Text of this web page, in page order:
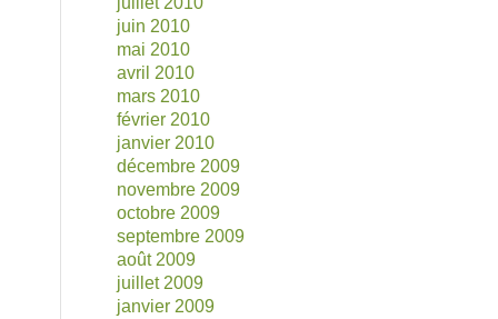
juin 2010
mai 2010
avril 2010
mars 2010
février 2010
janvier 2010
décembre 2009
novembre 2009
octobre 2009
septembre 2009
août 2009
juillet 2009
janvier 2009